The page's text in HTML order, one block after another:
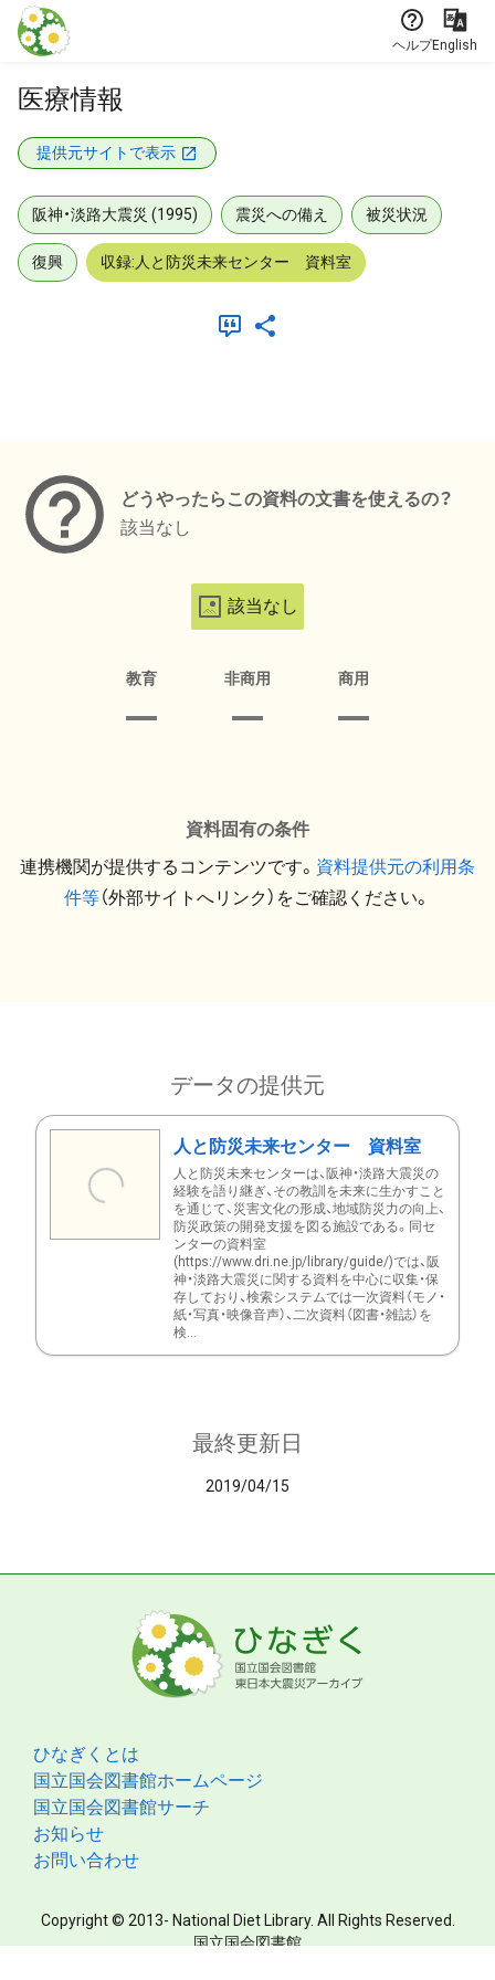
本文に飛ぶ
ヘルプEnglish
医療情報
提供元サイトで表示
阪神・淡路大震災 (1995) 震災への備え 被災状況
復興 収録:人と防災未来センター 資料室
どうやったらこの資料の文書を使えるの？
該当なし
該当なし
教育 非商用 商用
資料固有の条件
連携機関が提供するコンテンツです。 資料提供元の利用条
件等（外部サイトへリンク）をご確認ください。
データの提供元
人と防災未来センター 資料室
人と防災未来センターは、阪神・淡路大震災の
経験を語り継ぎ、その教訓を未来に生かすこと
を通じて、災害文化の形成、地域防災力の向上、
防災政策の開発支援を図る施設である。同セ
ンターの資料室
(https://www.dri.ne.jp/library/guide/)では、阪
神・淡路大震災に関する資料を中心に収集・保
存しており、検索システムでは一次資料（モノ・
紙・写真・映像音声）、二次資料（図書・雑誌）を
検...
最終更新日
2019/04/15
ひなぎくとは
国立国会図書館ホームページ
国立国会図書館サーチ
お知らせ
お問い合わせ
Copyright © 2013- National Diet Library. All Rights Reserved.